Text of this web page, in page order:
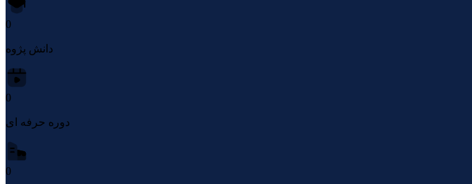
0
دانش پژوه
0
دوره حرفه ای
0